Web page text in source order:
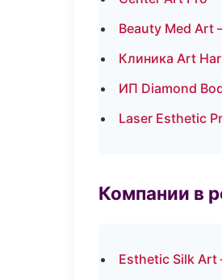
Beauty Med Art
Клиника Art
ИП Diamond
Laser Esthetic
Компании в
Esthetic Silk